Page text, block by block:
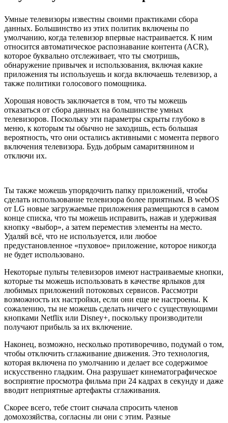
Умные телевизоры известны своими практиками сбора
данных. Большинство из этих политик включены по
умолчанию, когда телевизор впервые настраивается. К ним
относится автоматическое распознавание контента (ACR),
которое буквально отслеживает, что ты смотришь,
обнаружение привычек и использования, включая какие
приложения ты используешь и когда включаешь телевизор, а
также политики голосового помощника.
Хорошая новость заключается в том, что ты можешь
отказаться от сбора данных на большинстве умных
телевизоров. Поскольку эти параметры скрыты глубоко в
меню, к которым ты обычно не заходишь, есть большая
вероятность, что они остались активными с момента первого
включения телевизора. Будь добрым самаритянином и
отключи их.
Ты также можешь упорядочить папку приложений, чтобы
сделать использование телевизора более приятным. В webOS
от LG новые загружаемые приложения размещаются в самом
конце списка, что ты можешь исправить, нажав и удерживая
кнопку «выбор», а затем переместив элементы на место.
Удаляй всё, что не используется, или любое
предустановленное «пуховое» приложение, которое никогда
не будет использовано.
Некоторые пульты телевизоров имеют настраиваемые кнопки,
которые ты можешь использовать в качестве ярлыков для
любимых приложений потоковых сервисов. Рассмотри
возможность их настройки, если они еще не настроены. К
сожалению, ты не можешь сделать ничего с существующими
кнопками Netflix или Disney+, поскольку производители
получают прибыль за их включение.
Наконец, возможно, несколько противоречиво, подумай о том,
чтобы отключить сглаживание движения. Это технология,
которая включена по умолчанию и делает все содержимое
искусственно гладким. Она разрушает кинематографическое
восприятие просмотра фильма при 24 кадрах в секунду и даже
вводит неприятные артефакты сглаживания.
Скорее всего, тебе стоит сначала спросить членов
домохозяйства, согласны ли они с этим. Разные